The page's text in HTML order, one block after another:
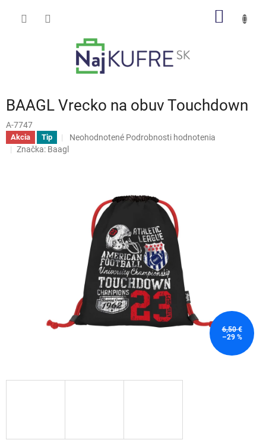
BAAGL Vrecko na obuv Touchdown
A-7747
Akcia Tip
Priemerné
hodnotenie
hviezdičiek.
Neohodnotené Podrobnosti hodnotenia
Značka: Baagl
6,50 €
–29 %